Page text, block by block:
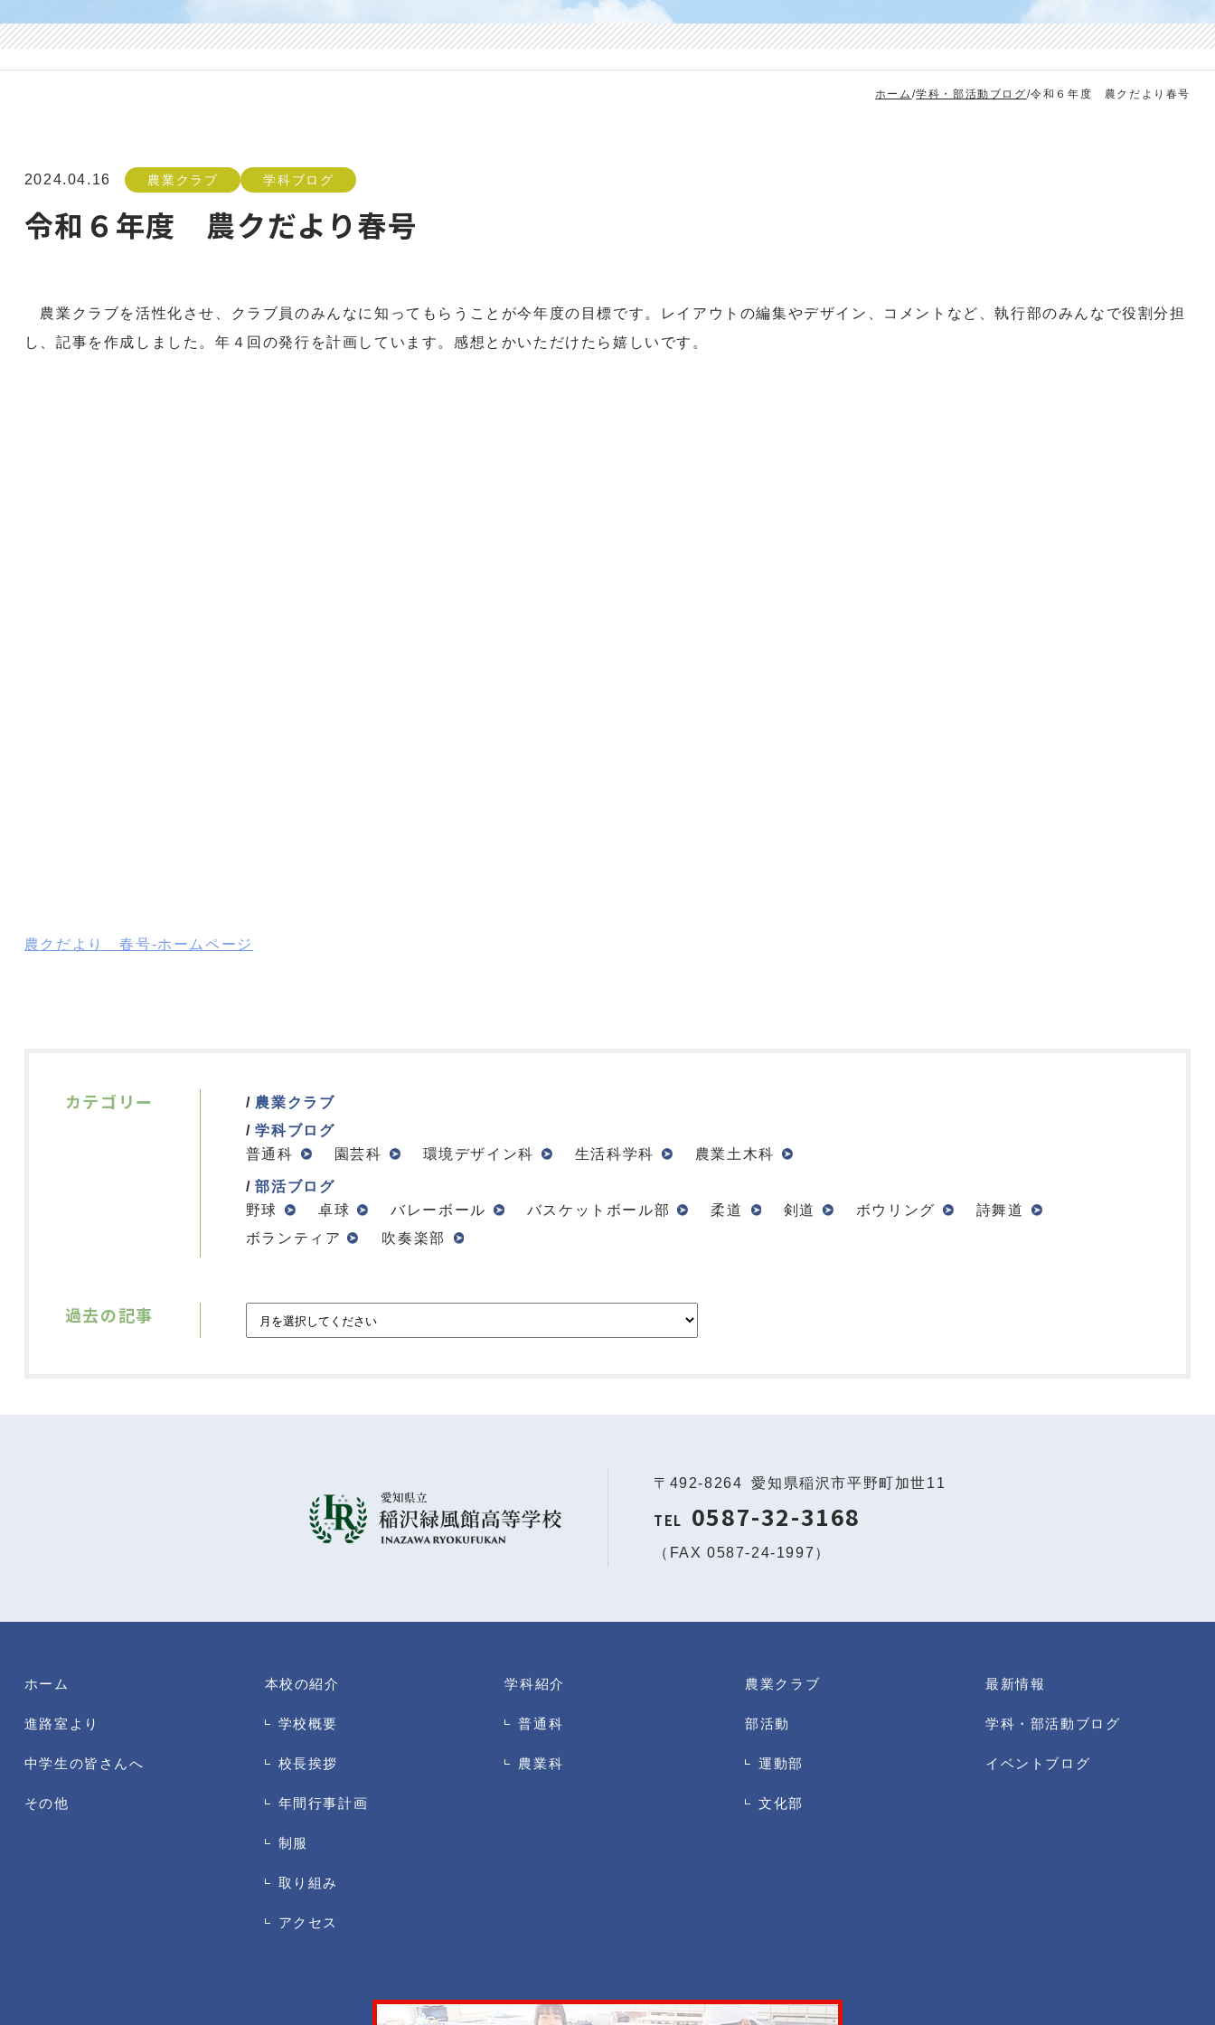
ホーム /学科・部活動ブログ/令和６年度 農クだより春号
2024.04.16 農業クラブ 学科ブログ
令和６年度 農クだより春号
農業クラブを活性化させ、クラブ員のみんなに知ってもらうことが今年度の目標です。レイアウトの編集やデザイン、コメントなど、執行部のみんなで役割分担
し、記事を作成しました。年４回の発行を計画しています。感想とかいただけたら嬉しいです。
農クだより 春号-ホームページ
カテゴリー
農業クラブ
学科ブログ
普通科
園芸科 環境デザイン科 生活科学科 農業土木科
部活ブログ
野球
卓球 バレーボール バスケットボール部 柔道 剣道 ボウリング
詩舞道
ボランティア
吹奏楽部
過去の記事
〒492-8264 愛知県稲沢市平野町加世11
TEL 0587-32-3168
（FAX 0587-24-1997）
ホーム
進路室より
中学生の皆さんへ
その他
本校の紹介
学校概要
校長挨拶
年間行事計画
制服
取り組み
アクセス
学科紹介
普通科
農業科
農業クラブ
部活動
運動部
文化部
最新情報
学科・部活動ブログ
イベントブログ